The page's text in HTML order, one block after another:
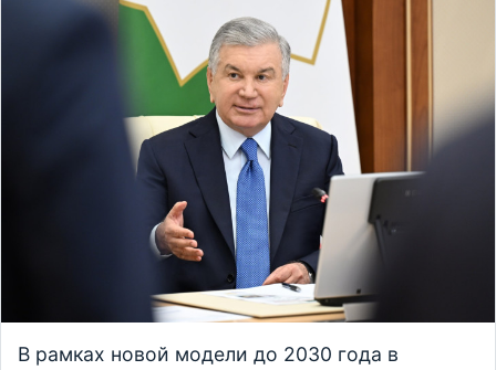
В рамках новой модели до 2030 года в